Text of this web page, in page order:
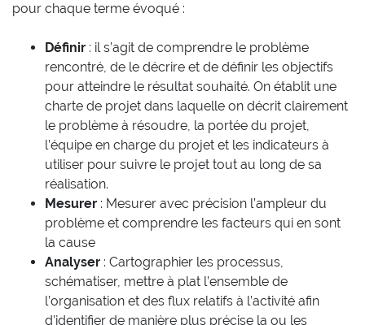
pour chaque terme évoqué :
Définir : il s’agit de comprendre le problème
rencontré, de le décrire et de définir les objectifs
pour atteindre le résultat souhaité. On établit une
charte de projet dans laquelle on décrit clairement
le problème à résoudre, la portée du projet,
l’équipe en charge du projet et les indicateurs à
utiliser pour suivre le projet tout au long de sa
réalisation.
Mesurer : Mesurer avec précision l’ampleur du
problème et comprendre les facteurs qui en sont
la cause
Analyser : Cartographier les processus,
schématiser, mettre à plat l’ensemble de
l’organisation et des flux relatifs à l’activité afin
d’identifier de manière plus précise la ou les